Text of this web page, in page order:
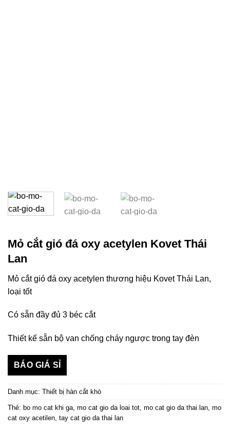
Mỏ cắt gió đá oxy acetylen Kovet Thái
Lan
Mỏ cắt gió đá oxy acetylen thương hiệu Kovet Thái Lan,
loại tốt
Có sẵn đầy đủ 3 béc cắt
Thiết kế sẵn bộ van chống cháy ngược trong tay đèn
BÁO GIÁ SỈ
Danh mục: Thiết bị hàn cắt khò
Thẻ: bo mo cat khi ga mo cat gio da loai tot mo cat gio da thai lan mo
cat oxy acetilen tay cat gio da thai lan